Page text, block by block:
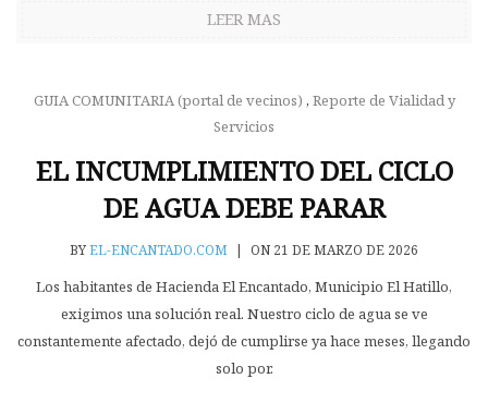
LEER MAS
GUIA COMUNITARIA (portal de vecinos) , Reporte de Vialidad y
Servicios
EL INCUMPLIMIENTO DEL CICLO
DE AGUA DEBE PARAR
BYEL-ENCANTADO.COM | ON 21 DE MARZO DE 2026
Los habitantes de Hacienda El Encantado, Municipio El Hatillo,
exigimos una solución real. Nuestro ciclo de agua se ve
constantemente afectado, dejó de cumplirse ya hace meses, llegando
solo por.